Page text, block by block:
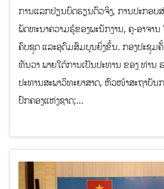
ການແລກປ່ຽນບົດຮຽນຕົວຈິງ, ການປະກອບ
ພັດທະນາຄວາມຮູ້ຂອງພະນັກງານ, ຄູ-ອາຈາ
ຄົບຊຸດ ແລະອຸດົມສົມບູນຍິ່ງຂຶ້ນ. ກອງປະຊຸມ
ທັນວາ ພາຍໃຕ້ການເປັນປະທານ ຂອງ ທ່ານ
ປະທານສະພາວິທະຍາສາດ, ຫົວໜ້າສະຖາບັນ
ປົກຄອງແຫ່ງຊາດ;…